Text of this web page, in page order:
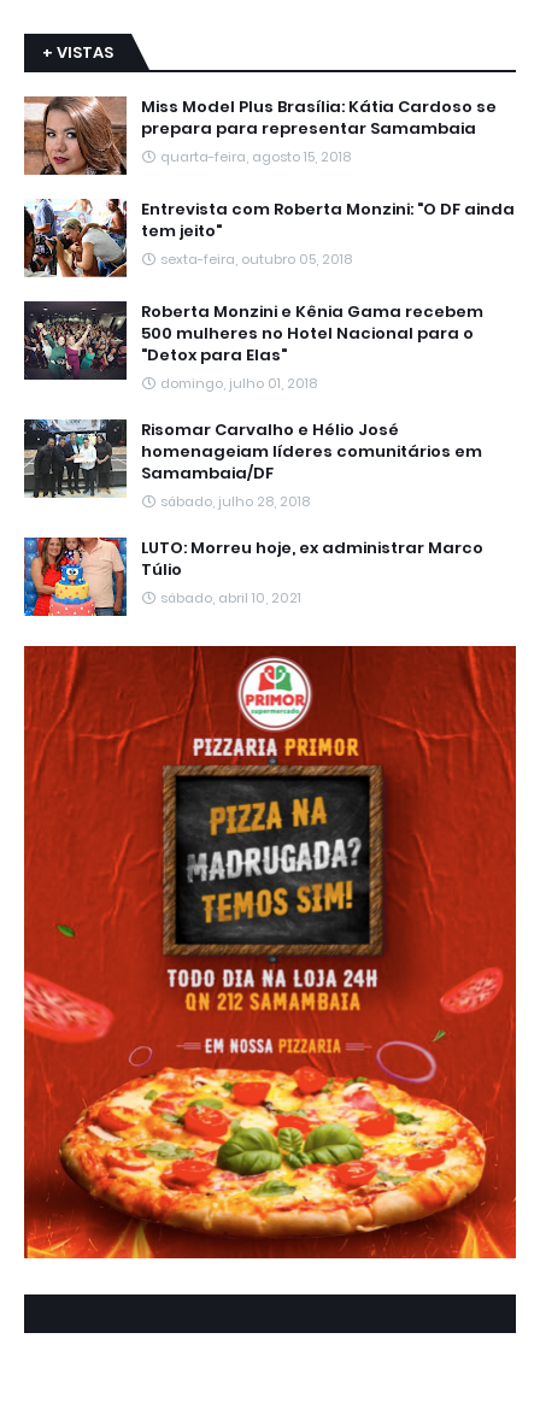
+ VISTAS
Miss Model Plus Brasília: Kátia Cardoso se
prepara para representar Samambaia
quarta-feira, agosto 15, 2018
Entrevista com Roberta Monzini: "O DF ainda
tem jeito"
sexta-feira, outubro 05, 2018
Roberta Monzini e Kênia Gama recebem
500 mulheres no Hotel Nacional para o
"Detox para Elas"
domingo, julho 01, 2018
Risomar Carvalho e Hélio José
homenageiam líderes comunitários em
Samambaia/DF
sábado, julho 28, 2018
LUTO: Morreu hoje, ex administrar Marco
Túlio
sábado, abril 10, 2021